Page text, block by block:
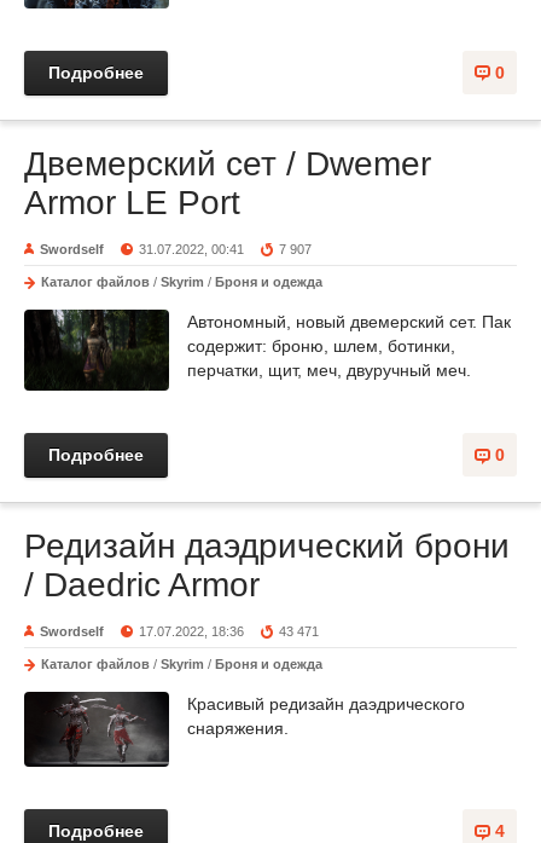
0
Подробнее
Двемерский сет / Dwemer
Armor LE Port
Swordself 31.07.2022, 00:41 7 907
Каталог файлов / Skyrim / Броня и одежда
Автономный, новый двемерский сет. Пак
содержит: броню, шлем, ботинки,
перчатки, щит, меч, двуручный меч.
0
Подробнее
Редизайн даэдрический брони
/ Daedric Armor
Swordself 17.07.2022, 18:36 43 471
Каталог файлов / Skyrim / Броня и одежда
Красивый редизайн даэдрического
снаряжения.
4
Подробнее